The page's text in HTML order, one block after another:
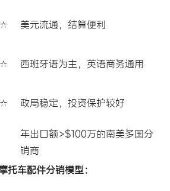
美元流通，结算便利
西班牙语为主，英语商务通用
政局稳定，投资保护较好
年出口额>$100万的南美多国分
销商
托车配件分销模型：